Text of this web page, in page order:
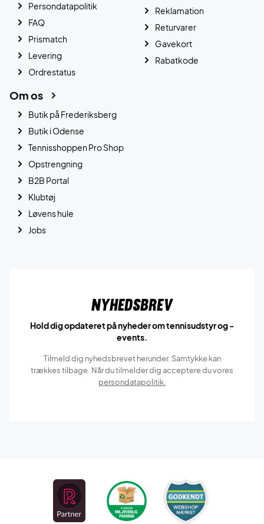
Persondatapolitik
FAQ
Prismatch
Levering
Ordrestatus
Reklamation
Returvarer
Gavekort
Rabatkode
Om os
Butik på Frederiksberg
Butik i Odense
Tennisshoppen Pro Shop
Opstrengning
B2B Portal
Klubtøj
Løvens hule
Jobs
Nyhedsbrev
Hold dig opdateret på nyheder om tennisudstyr og -
events.
Tilmeld dig nyhedsbrevet herunder. Samtykke kan
trækkes tilbage. Når du tilmelder dig acceptere du vores
persondatapolitik.